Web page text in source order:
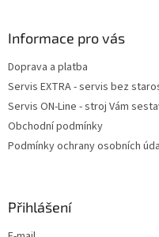
Informace pro vás
Doprava a platba
Servis EXTRA - servis bez
Servis ON-Line - stroj Vám
Obchodní podmínky
Podmínky ochrany osobních
Přihlášení